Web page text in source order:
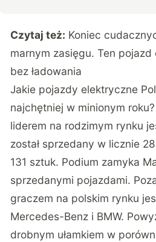
Czytaj też: Koniec
marnym zasięgu. Ten pojazd
bez ładowania
Jakie pojazdy elektryczne
najchętniej w minionym
liderem na rodzimym rynku
został sprzedany w licznie
131 sztuk. Podium zamyka
sprzedanymi pojazdami.
graczem na polskim rynku
Mercedes-Benz i BMW.
drobnym ułamkiem w